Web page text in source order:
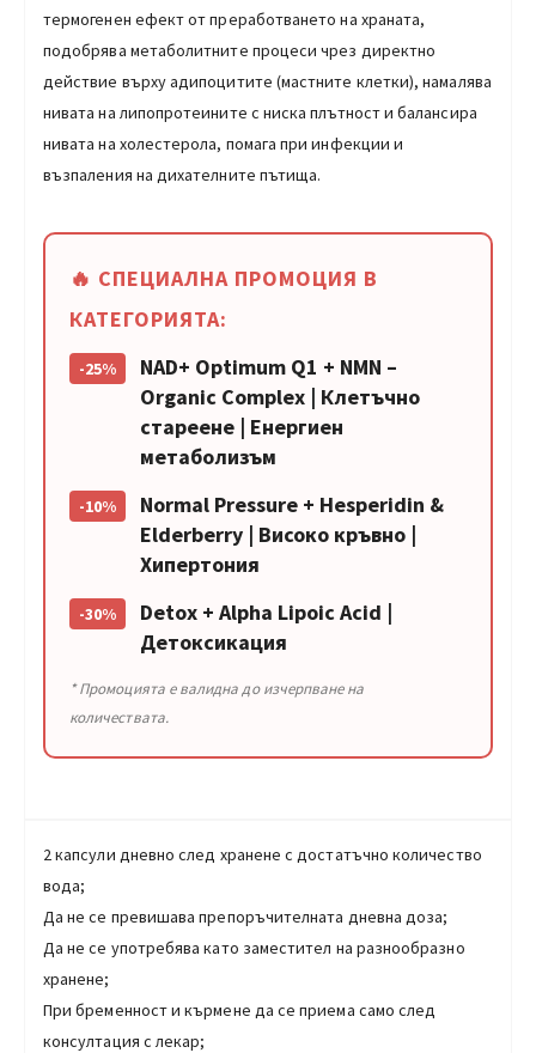
термогенен ефект от преработването на храната,
подобрява метаболитните процеси чрез директно
действие върху адипоцитите (мастните клетки), намалява
нивата на липопротеините с ниска плътност и балансира
нивата на холестерола, помага при инфекции и
възпаления на дихателните пътища.
🔥 СПЕЦИАЛНА ПРОМОЦИЯ В
КАТЕГОРИЯТА:
-25%
NAD+ Optimum Q1 + NMN –
Organic Complex | Клетъчно
стареене | Енергиен
метаболизъм
-10%
Normal Pressure + Hesperidin &
Elderberry | Високо кръвно |
Хипертония
-30%
Detox + Alpha Lipoic Acid |
Детоксикация
* Промоцията е валидна до изчерпване на
количествата.
2 капсули дневно след хранене с достатъчно количество
вода;
Да не се превишава препоръчителната дневна доза;
Да не се употребява като заместител на разнообразно
хранене;
При бременност и кърмене да се приема само след
консултация с лекар;